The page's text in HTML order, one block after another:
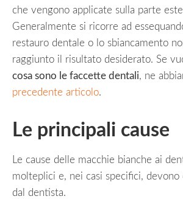
che vengono applicate sulla parte
Generalmente si ricorre ad
restauro dentale o lo sbiancamento
raggiunto il risultato desiderato. Se
cosa sono le faccette dentali, ne
precedente articolo.
Le principali cause
Le cause delle macchie bianche ai
molteplici e, nei casi specifici, devono
dal dentista.